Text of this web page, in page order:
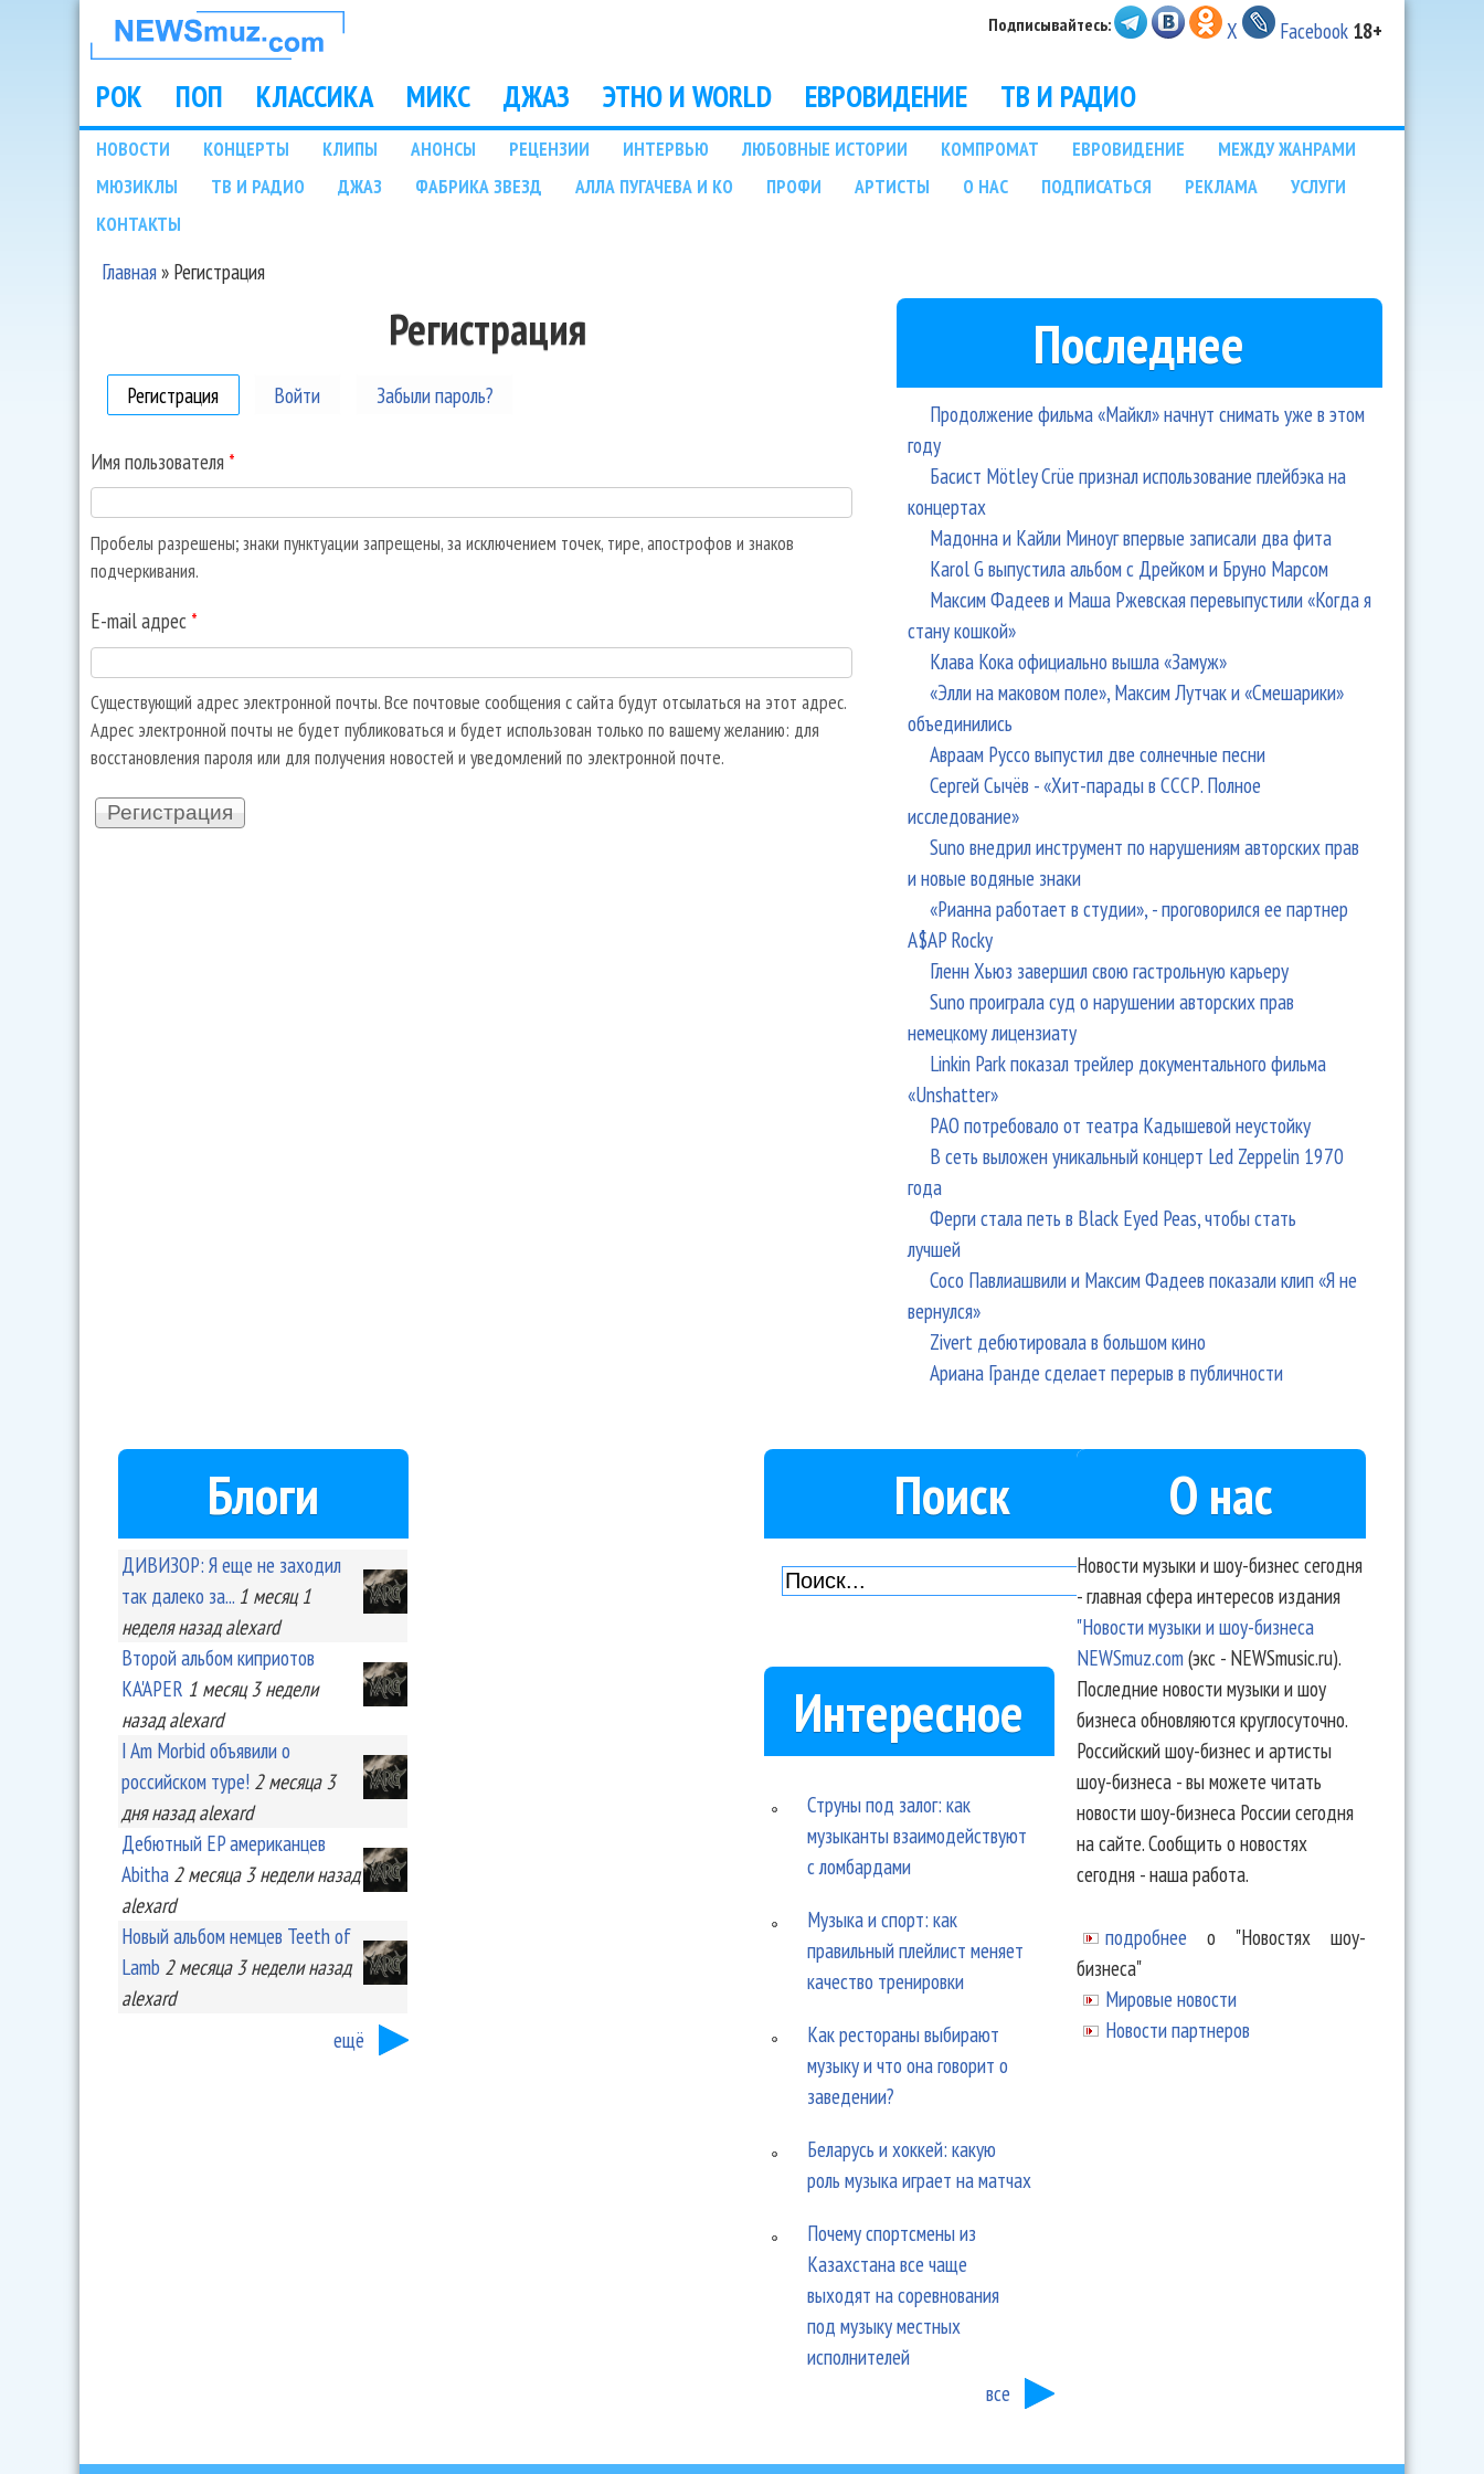
НОВОСТИ
МУЗЫКИ И
ШОУ БИЗНЕСА
NEWSMUZ.COM
Подписывайтесь: X Facebook 18+
Main menu
РОК ПОП КЛАССИКА МИКС ДЖАЗ ЭТНО И WORLD ЕВРОВИДЕНИЕ ТВ И РАДИО
Подразделы
НОВОСТИ КОНЦЕРТЫ КЛИПЫ АНОНСЫ РЕЦЕНЗИИ ИНТЕРВЬЮ ЛЮБОВНЫЕ ИСТОРИИ КОМПРОМАТ ЕВРОВИДЕНИЕ
МЕЖДУ ЖАНРАМИ
МЮЗИКЛЫ
ТВ И РАДИО ДЖАЗ ФАБРИКА ЗВЕЗД АЛЛА ПУГАЧЕВА И КО ПРОФИ АРТИСТЫ О НАС ПОДПИСАТЬСЯ РЕКЛАМА
УСЛУГИ
КОНТАКТЫ
Главная» Регистрация
Регистрация
Регистрация (активная вкладка)
Войти Забыли пароль?
Имя пользователя *
Пробелы разрешены; знаки пунктуации запрещены, за исключением точек, тире, апострофов и знаков
подчеркивания.
E-mail адрес *
Существующий адрес электронной почты. Все почтовые сообщения с сайта будут отсылаться на этот адрес.
Адрес электронной почты не будет публиковаться и будет использован только по вашему желанию: для
восстановления пароля или для получения новостей и уведомлений по электронной почте.
Последнее
Продолжение фильма «Майкл» начнут снимать уже в этом
году
Басист Mötley Crüe признал использование плейбэка на
концертах
Мадонна и Кайли Миноуг впервые записали два фита
Karol G выпустила альбом с Дрейком и Бруно Марсом
Максим Фадеев и Маша Ржевская перевыпустили «Когда я
стану кошкой»
Клава Кока официально вышла «Замуж»
«Элли на маковом поле», Максим Лутчак и «Смешарики»
объединились
Авраам Руссо выпустил две солнечные песни
Сергей Сычёв - «Хит-парады в СССР. Полное
исследование»
Suno внедрил инструмент по нарушениям авторских прав
и новые водяные знаки
«Рианна работает в студии», - проговорился ее партнер
A$AP Rocky
Гленн Хьюз завершил свою гастрольную карьеру
Suno проиграла суд о нарушении авторских прав
немецкому лицензиату
Linkin Park показал трейлер документального фильма
«Unshatter»
РАО потребовало от театра Кадышевой неустойку
В сеть выложен уникальный концерт Led Zeppelin 1970
года
Ферги стала петь в Black Eyed Peas, чтобы стать
лучшей
Сосо Павлиашвили и Максим Фадеев показали клип «Я не
вернулся»
Zivert дебютировала в большом кино
Ариана Гранде сделает перерыв в публичности
Блоги
ДИВИЗОР: Я еще не заходил
так далеко за... 1 месяц 1
неделяназад alexard
Второй альбом киприотов
KA'APER 1 месяц 3 недели
назад alexard
I Am Morbid объявили о
российском туре! 2 месяца 3
дняназад alexard
Дебютный EP американцев
Abitha 2 месяца 3 неделиназад
alexard
Новый альбом немцев Teeth of
Lamb 2 месяца 3 неделиназад
alexard
ещё
Поиск
Интересное
Струны под залог: как
музыканты взаимодействуют
с ломбардами
Музыка и спорт: как
правильный плейлист меняет
качество тренировки
Как рестораны выбирают
музыку и что она говорит о
заведении?
Беларусь и хоккей: какую
роль музыка играет на матчах
Почему спортсмены из
Казахстана все чаще
выходят на соревнования
под музыку местных
исполнителей
все
О нас
Новости музыки и шоу-бизнес сегодня
- главная сфера интересов издания
"Новости музыки и шоу-бизнеса
NEWSmuz.com(экс - NEWSmusic.ru).
Последние новости музыки и шоу
бизнеса обновляются круглосуточно.
Российский шоу-бизнес и артисты
шоу-бизнеса - вы можете читать
новости шоу-бизнеса России сегодня
на сайте. Сообщить о новостях
сегодня - наша работа.
подробнее о "Новостях шоу-
бизнеса"
Мировые новости
Новости партнеров